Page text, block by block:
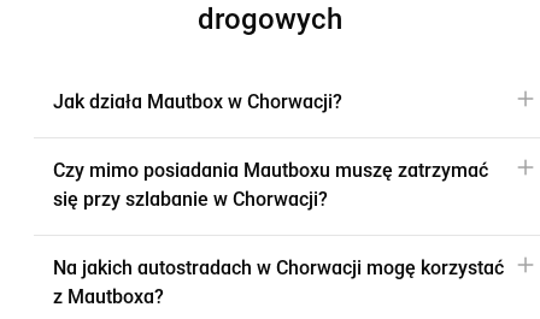
drogowych
Jak działa Mautbox w Chorwacji?
Czy mimo posiadania Mautboxu muszę zatrzymać
się przy szlabanie w Chorwacji?
Na jakich autostradach w Chorwacji mogę korzystać
z Mautboxa?